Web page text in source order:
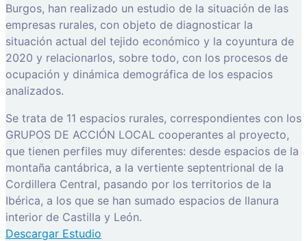
Burgos, han realizado un estudio de la situación de las
empresas rurales, con objeto de diagnosticar la
situación actual del tejido económico y la coyuntura de
2020 y relacionarlos, sobre todo, con los procesos de
ocupación y dinámica demográfica de los espacios
analizados.
Se trata de 11 espacios rurales, correspondientes con los
GRUPOS DE ACCIÓN LOCAL cooperantes al proyecto,
que tienen perfiles muy diferentes: desde espacios de la
montaña cantábrica, a la vertiente septentrional de la
Cordillera Central, pasando por los territorios de la
Ibérica, a los que se han sumado espacios de llanura
interior de Castilla y León.
Descargar Estudio